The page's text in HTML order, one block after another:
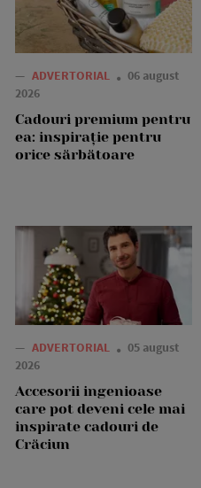
— ADVERTORIAL
06 august
2026
Cadouri premium pentru
ea: inspirație pentru
orice sărbătoare
— ADVERTORIAL
05 august
2026
Accesorii ingenioase
care pot deveni cele mai
inspirate cadouri de
Crăciun